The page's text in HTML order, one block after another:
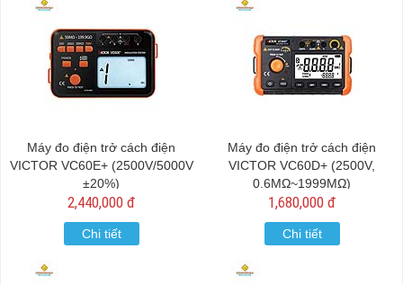
Máy đo điện trở cách điện
VICTOR VC60E+ (2500V/5000V
±20%)
2,440,000 đ
Chi tiết
Máy đo điện trở cách điện
VICTOR VC60D+ (2500V,
0.6MΩ~1999MΩ)
1,680,000 đ
Chi tiết